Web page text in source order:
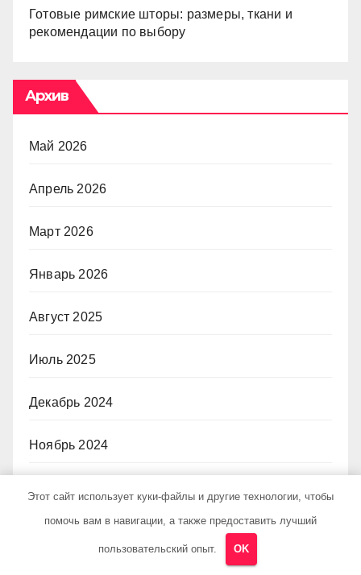
Готовые римские шторы: размеры, ткани и
рекомендации по выбору
Архив
Май 2026
Апрель 2026
Март 2026
Январь 2026
Август 2025
Июль 2025
Декабрь 2024
Ноябрь 2024
Этот сайт использует куки-файлы и другие технологии, чтобы
помочь вам в навигации, а также предоставить лучший
пользовательский опыт. OK